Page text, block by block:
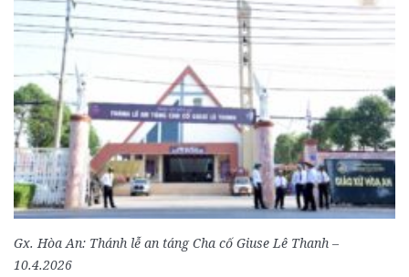
Gx. Hòa An: Thánh lễ an táng Cha cố Giuse Lê Thanh –
10.4.2026